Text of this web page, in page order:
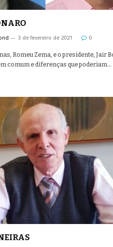
3 de fevereiro de 2021 0
Romeu Zema, e o presidente, Jair
comum e diferenças que poderiam…